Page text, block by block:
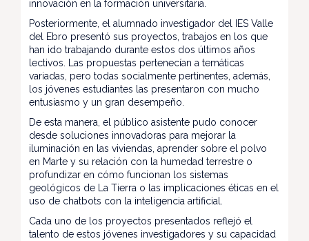
innovación en la formación universitaria.
Posteriormente, el alumnado investigador del IES Valle
del Ebro presentó sus proyectos, trabajos en los que
han ido trabajando durante estos dos últimos años
lectivos. Las propuestas pertenecían a temáticas
variadas, pero todas socialmente pertinentes, además,
los jóvenes estudiantes las presentaron con mucho
entusiasmo y un gran desempeño.
De esta manera, el público asistente pudo conocer
desde soluciones innovadoras para mejorar la
iluminación en las viviendas, aprender sobre el polvo
en Marte y su relación con la humedad terrestre o
profundizar en cómo funcionan los sistemas
geológicos de La Tierra o las implicaciones éticas en el
uso de chatbots con la inteligencia artificial.
Cada uno de los proyectos presentados reflejó el
talento de estos jóvenes investigadores y su capacidad